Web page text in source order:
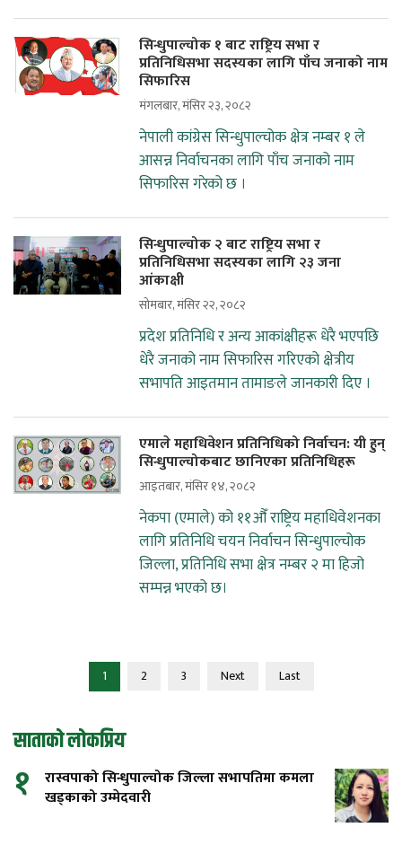
सिन्धुपाल्चोक १ बाट राष्ट्रिय सभा र
प्रतिनिधिसभा सदस्यका लागि पाँच जनाको नाम
सिफारिस
मंगलबार, मंसिर २३, २०८२
नेपाली कांग्रेस सिन्धुपाल्चोक क्षेत्र नम्बर १ ले
आसन्न निर्वाचनका लागि पाँच जनाको नाम
सिफारिस गरेको छ ।
सिन्धुपाल्चोक २ बाट राष्ट्रिय सभा र
प्रतिनिधिसभा सदस्यका लागि २३ जना
आंकाक्षी
सोमबार, मंसिर २२, २०८२
प्रदेश प्रतिनिधि र अन्य आकांक्षीहरू धेरै भएपछि
धेरै जनाको नाम सिफारिस गरिएको क्षेत्रीय
सभापति आइतमान तामाङले जानकारी दिए ।
एमाले महाधिवेशन प्रतिनिधिको निर्वाचन: यी हुन्
सिन्धुपाल्चोकबाट छानिएका प्रतिनिधिहरू
आइतबार, मंसिर १४, २०८२
नेकपा (एमाले) को ११औँ राष्ट्रिय महाधिवेशनका
लागि प्रतिनिधि चयन निर्वाचन सिन्धुपाल्चोक
जिल्ला, प्रतिनिधि सभा क्षेत्र नम्बर २ मा हिजो
सम्पन्न भएको छ।
1 2 3 Next Last
साताको लोकप्रिय
१
रास्वपाको सिन्धुपाल्चोक जिल्ला सभापतिमा कमला
खड्काको उम्मेदवारी